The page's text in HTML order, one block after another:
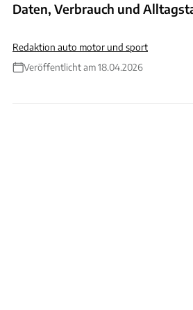
Daten, Verbrauch und
Redaktion auto motor und sport
Veröffentlicht am 18.04.2026